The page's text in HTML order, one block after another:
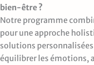
bien-être ?
Notre programme
pour une approche
solutions
équilibrer les émotions,